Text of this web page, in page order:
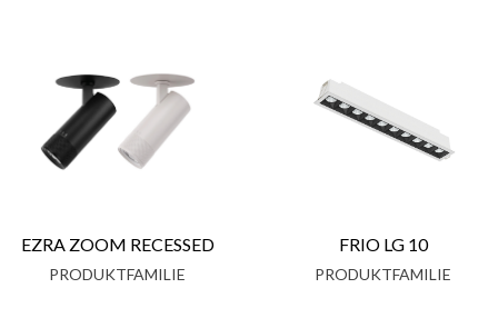
EZRA ZOOM RECESSED
PRODUKTFAMILIE
FRIO LG 10
PRODUKTFAMILIE